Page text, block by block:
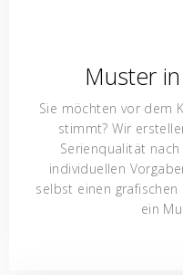
Muster
Sie möchten vor dem
stimmt? Wir
Serienqualität
individuellen
selbst einen
ein